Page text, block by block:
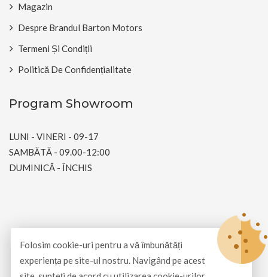
Magazin
Despre Brandul Barton Motors
Termeni Și Condiții
Politică De Confidențialitate
Program Showroom
LUNI - VINERI - 09-17
SAMBĂTĂ - 09.00-12:00
DUMINICĂ - ÎNCHIS
© Copyright 2026 Barton Motors Romania
All Rights
Reserved.
Folosim cookie-uri pentru a vă îmbunătăți
experiența pe site-ul nostru. Navigând pe acest